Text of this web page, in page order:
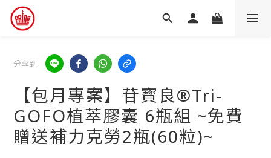
分享到
【包月專案】苷寳良®Tri-
GOFO植萃膠囊 6瓶組 ~免費
贈送補力克勞2瓶(60粒)~